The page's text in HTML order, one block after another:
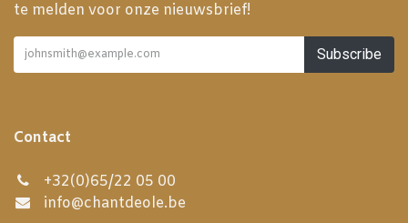
te melden voor onze nieuwsbrief!
Subscribe
Contact
+32(0)65/22 05 00
info@chantdeole.be